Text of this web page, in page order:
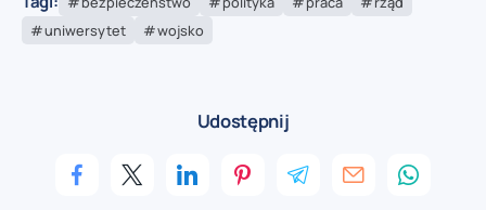
uniwersytet
wojsko
Udostępnij